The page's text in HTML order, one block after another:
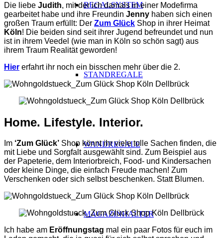
REGALSYSTEM
STANDREGALE
WANDREGALE
MAGAZINHALTER
Die liebe Judith, mit der ich damals in einer Modefirma
gearbeitet habe und ihre Freundin Jenny haben sich einen
großen Traum erfüllt: Der Zum Glück Shop in ihrer Heimat
Köln! Die beiden sind seit ihrer Jugend befreundet und nun
ist in ihrem Veedel (wie man in Köln so schön sagt) aus
ihrem Traum Realität geworden!
Hier erfahrt ihr noch ein bisschen mehr über die 2.
Home. Lifestyle. Interior.
Im ‘Zum Glück’ Shop könnt ihr viele tolle Sachen finden, die
mit Liebe und Sorgfalt ausgewählt sind. Zum Beispiel aus
der Papeterie, dem Interiorbreich, Food- und Kindersachen
oder kleine Dinge, die einfach Freude machen! Zum
Verschenken oder sich selbst beschenken. Statt Blumen.
Ich habe am Eröffnungstag mal ein paar Fotos für euch im